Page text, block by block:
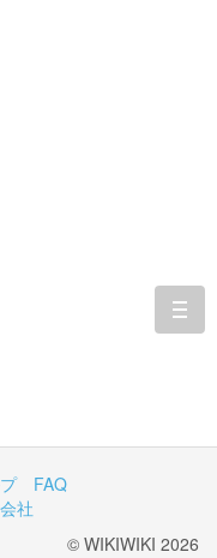
FAQ
社
© WIKIWIKI 2026